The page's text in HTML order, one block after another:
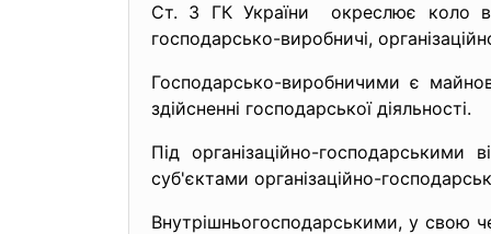
Ст. 3 ГК України окреслює коло
господарсько-виробничі,
Господарсько-виробничими є
здійсненні господарської діяльності.
Під організаційно-
суб'єктами організаційно-
Внутрішньогосподарськими, у свою